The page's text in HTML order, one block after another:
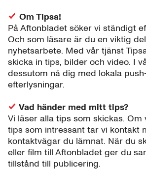
Om Tipsa!
På Aftonbladet söker vi ständigt
Och som läsare är du en viktig
nyhetsarbete. Med vår tjänst
skicka in tips, bilder och video. I
dessutom nå dig med lokala
efterlysningar.
Vad händer med mitt tips?
Vi läser alla tips som skickas.
tips som intressant tar vi kontakt
kontaktvägar du lämnat. När du
eller film till Aftonbladet ger du
tillstånd till publicering.